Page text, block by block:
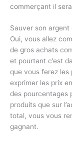
commerçant il
Sauver son argent
Oui, vous allez
de gros achats
et pourtant c’est
que vous ferez les
exprimer les prix
des pourcentages
produits que sur
total, vous vous
gagnant.